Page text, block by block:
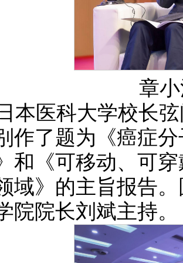
章
日本医科大学校长
作了题为《癌症
和《可移动、可
域》的主旨报告
院院长刘斌主持。